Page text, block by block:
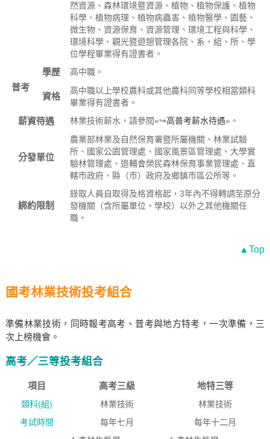
然資源、森林環境暨資源、植物、植物保護、植物
科學、植物病理、植物病蟲害、植物醫學、園藝、
微生物、資源保育、資源管理、環境工程與科學、
環境科學、觀光暨遊憩管理各院、系、組、所、學
位學程畢業得有證書者。
普考
學歷 高中職。
資格
高中職以上學校農科或其他農科同等學校相當類科
畢業得有證書者。
薪資待遇 林業技術薪水，請參閱«↪高普考薪水待遇»。
分發單位
農業部林業及自然保育署暨所屬機關、林業試驗
所、國家公園管理處、國家風景區管理處、大學實
驗林管理處、退輔會榮民森林保育事業管理處、直
轄市政府、縣（市）政府及鄉鎮市區公所等。
綁約限制
錄取人員自取得及格資格起，3年內不得轉調至原分
發機關（含所屬單位、學校）以外之其他機關任
職。
▲Top
國考林業技術投考組合
準備林業技術，同時報考高考、普考與地方特考，一次準備，三
次上榜機會。
高考／三等投考組合
項目 高考三級 地特三等
類科(組) 林業技術
林業技術
考試時間
每年七月
每年十二月